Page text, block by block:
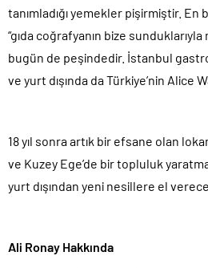
tanımladığı yemekler pişirmiştir. En
“gıda coğrafyanın bize
bugün de peşindedir. İstanbul
ve yurt dışında da Türkiye’nin Alice
18 yıl sonra artık bir efsane olan
ve Kuzey Ege’de bir topluluk
yurt dışından yeni nesillere el
Ali Ronay Hakkında